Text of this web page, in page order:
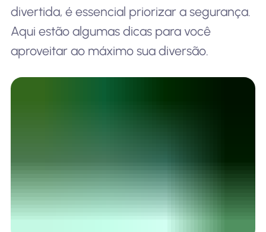
divertida, é essencial priorizar a segurança.
Aqui estão algumas dicas para você
aproveitar ao máximo sua diversão.